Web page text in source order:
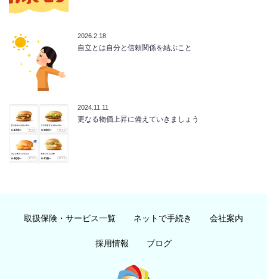
2026.2.18
自立とは自分と信頼関係を結ぶこと
2024.11.11
更なる物価上昇に備えていきましょう
取扱保険・サービス一覧 ネットで手続き 会社案内
採用情報 ブログ